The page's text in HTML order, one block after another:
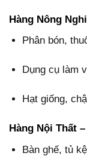
Hàng Nông
Phân bón,
Dụng cụ làm
Hạt giống,
Hàng Nội Thất
Bàn ghế, tủ